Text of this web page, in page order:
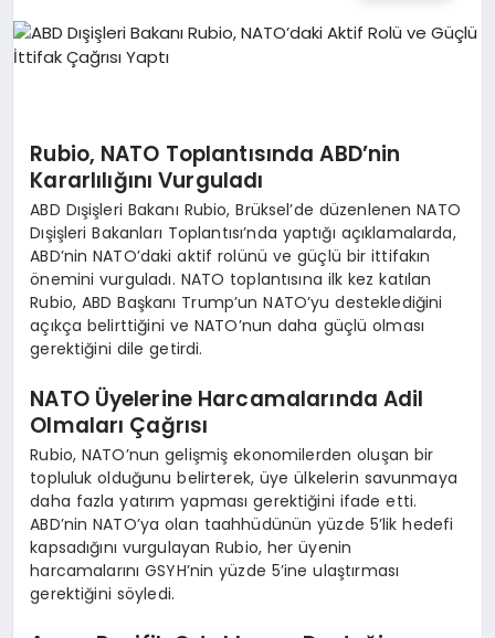
EĞITIM
Rubio, NATO Toplantısında ABD’nin
Kararlılığını Vurguladı
ABD Dışişleri Bakanı Rubio, Brüksel’de düzenlenen NATO
Dışişleri Bakanları Toplantısı’nda yaptığı açıklamalarda,
ABD’nin NATO’daki aktif rolünü ve güçlü bir ittifakın
önemini vurguladı. NATO toplantısına ilk kez katılan
Rubio, ABD Başkanı Trump’un NATO’yu desteklediğini
açıkça belirttiğini ve NATO’nun daha güçlü olması
gerektiğini dile getirdi.
NATO Üyelerine Harcamalarında Adil
Olmaları Çağrısı
Rubio, NATO’nun gelişmiş ekonomilerden oluşan bir
topluluk olduğunu belirterek, üye ülkelerin savunmaya
daha fazla yatırım yapması gerektiğini ifade etti.
ABD’nin NATO’ya olan taahhüdünün yüzde 5’lik hedefi
kapsadığını vurgulayan Rubio, her üyenin
harcamalarını GSYH’nin yüzde 5’ine ulaştırması
gerektiğini söyledi.